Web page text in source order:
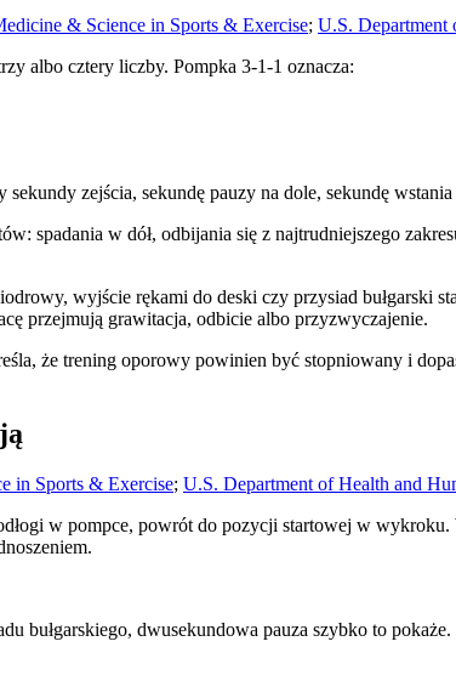
& Science in Sports & Exercise; U.S. Department
albo cztery liczby. Pompka 3-1-1 oznacza:
zejścia, sekundę pauzy na dole, sekundę
spadania w dół, odbijania się z najtrudniejszego
wyjście rękami do deski czy przysiad bułgarski
przejmują grawitacja, odbicie albo przyzwyczajenie.
że trening oporowy powinien być stopniowany i
in Sports & Exercise; U.S. Department of Health and
w pompce, powrót do pozycji startowej w
bułgarskiego, dwusekundowa pauza szybko to